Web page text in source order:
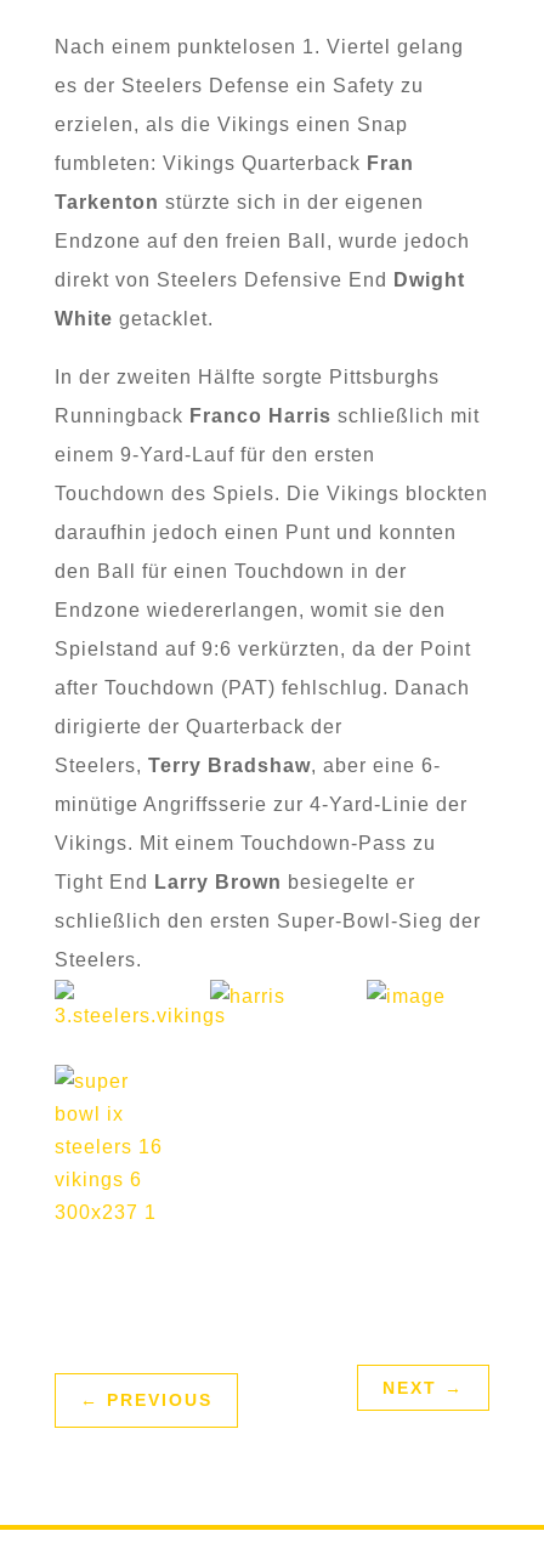
Nach einem punktelosen 1. Viertel gelang
es der Steelers Defense ein Safety zu
erzielen, als die Vikings einen Snap
fumbleten: Vikings Quarterback Fran
Tarkenton stürzte sich in der eigenen
Endzone auf den freien Ball, wurde jedoch
direkt von Steelers Defensive End
Dwight
White getacklet.
In der zweiten Hälfte sorgte Pittsburghs
Runningback Franco Harris schließlich mit
einem 9-Yard-Lauf für den ersten
Touchdown des Spiels. Die Vikings blockten
daraufhin jedoch einen Punt und konnten
den Ball für einen Touchdown in der
Endzone wiedererlangen, womit sie den
Spielstand auf 9:6 verkürzten, da der Point
after Touchdown (PAT) fehlschlug. Danach
dirigierte der Quarterback der
Steelers, Terry Bradshaw, aber eine 6-
minütige Angriffsserie zur 4-Yard-Linie der
Vikings. Mit einem Touchdown-Pass zu
Tight End
Larry Brown besiegelte er
schließlich den ersten Super-Bowl-Sieg der
Steelers.
← PREVIOUS
NEXT →